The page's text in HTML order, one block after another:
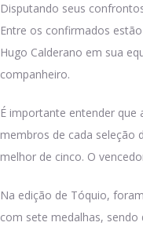
Disputando seus
Entre os confirmados
Hugo Calderano em sua
companheiro.
É importante entender que
membros de cada seleção
melhor de cinco. O
Na edição de Tóquio,
com sete medalhas,